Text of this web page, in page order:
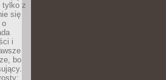
tylko z
się
o
i
bo